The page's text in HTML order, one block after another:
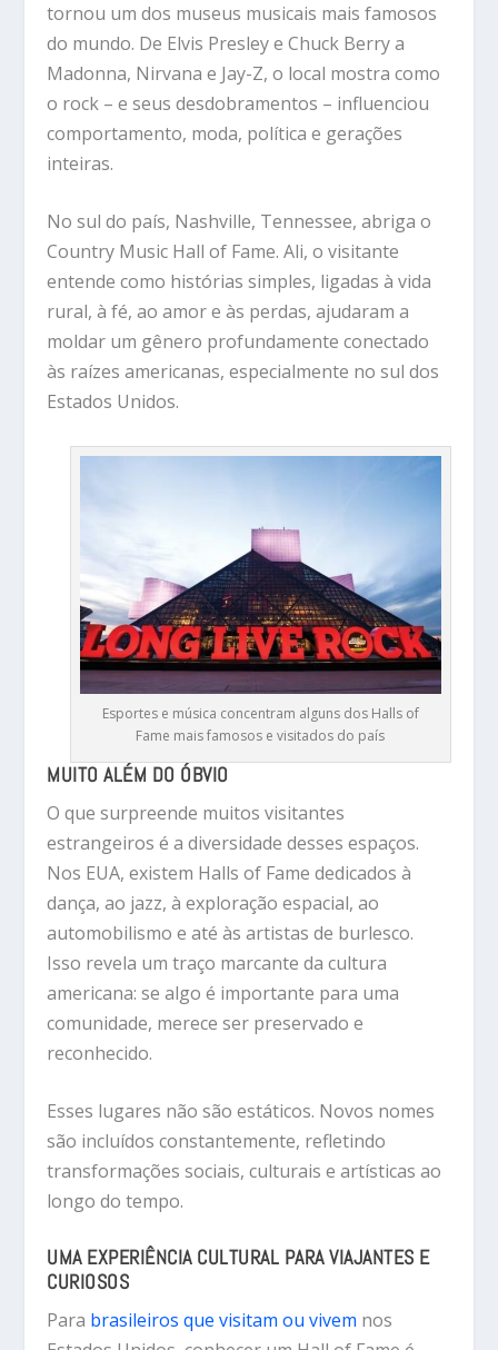
tornou um dos museus musicais mais famosos
do mundo. De Elvis Presley e Chuck Berry a
Madonna, Nirvana e Jay-Z, o local mostra como
o rock – e seus desdobramentos – influenciou
comportamento, moda, política e gerações
inteiras.
No sul do país, Nashville, Tennessee, abriga o
Country Music Hall of Fame.Ali, o visitante
entende como histórias simples, ligadas à vida
rural, à fé, ao amor e às perdas, ajudaram a
moldar um gênero profundamente conectado
às raízes americanas, especialmente no sul dos
Estados Unidos.
Esportes e música concentram alguns dos Halls of
Fame mais famosos e visitados do país
MUITO ALÉM DO ÓBVIO
O que surpreende muitos visitantes
estrangeiros é a diversidade desses espaços.
Nos EUA, existem Halls of Fame dedicados à
dança, ao jazz, àexploração espacial, ao
automobilismo e até àsartistas de burlesco.
Isso revela um traço marcante da cultura
americana: se algo é importante para uma
comunidade, merece ser preservado e
reconhecido.
Esses lugares não são estáticos. Novos nomes
são incluídos constantemente, refletindo
transformações sociais, culturais e artísticas ao
longo do tempo.
UMA EXPERIÊNCIA CULTURAL PARA VIAJANTES E
CURIOSOS
Para brasileiros que visitam ou vivem nos